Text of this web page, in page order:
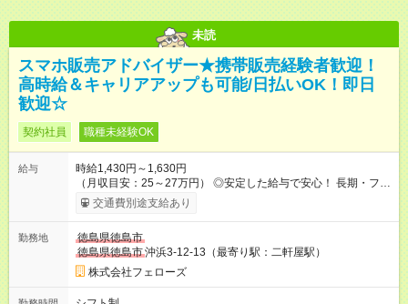
未読
スマホ販売アドバイザー★携帯販売経験者歓迎！
高時給＆キャリアアップも可能/日払いOK！即日
歓迎☆
契約社員 職種未経験OK
給与
時給1,430円～1,630円
（月収目安：25～27万円） ◎安定した給与で安心！ 長期・フル
タイムで勤務いただける方にお越しいただきたいと思っていま
す。シフトが削られることはないので、安定した給与が入りま
たいという人もいると思います。このあたりは柔軟に対応する
ので、お気軽にご相談ください！ ※2ヶ月の試用期間がありま
す。その間の給与・待遇に変更はありません。 【試用期間】試
用期間あり 試用期間の長さ：2ヶ月 雇用形態、給与は本採用時
と同じです。
交通費別途支給あり
勤務地
徳島県徳島市
徳島県徳島市沖浜3-12-13（最寄り駅：二軒屋駅）
株式会社フェローズ